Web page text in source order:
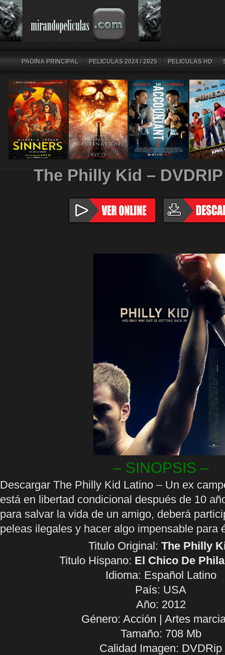
PAGINA PRINCIPAL PELICULAS 2024 / 2025 PELICULAS HD
The Philly Kid –
– SINOPSIS –
Descargar The Philly Kid Latino – Un ex
está en libertad condicional después de 10
para salvar la vida de un amigo, deberá
peleas ilegales y hacer algo impensable para
Titulo Original: The Philly
Titulo Hispano: El Chico De
Idioma: Español Latino
País: USA
Año: 2012
Género: Acción | Artes
Tamaño: 708 Mb
Calidad Imagen: DVDRip